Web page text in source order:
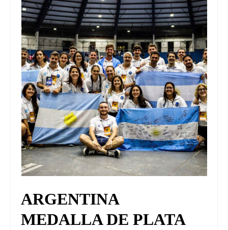
UNIVERSO CAD
NOTICIAS
CAD MEDIA
CAD FEDERAL
ARGENTINA
MEDALLA DE PLATA